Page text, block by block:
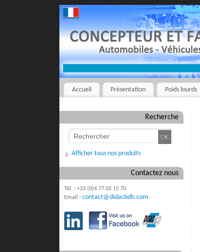
Accueil Présentation Poids lourds
Recherche
Afficher tous nos produits
Contactez nous
Tél. : +33 (0)4 77 02 15 70
Email : contact@didacbdh.com